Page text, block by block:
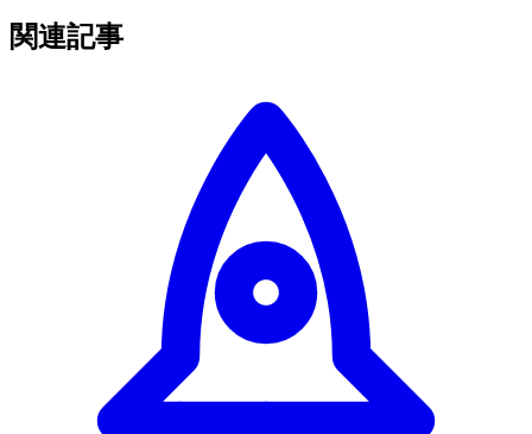
関連記事